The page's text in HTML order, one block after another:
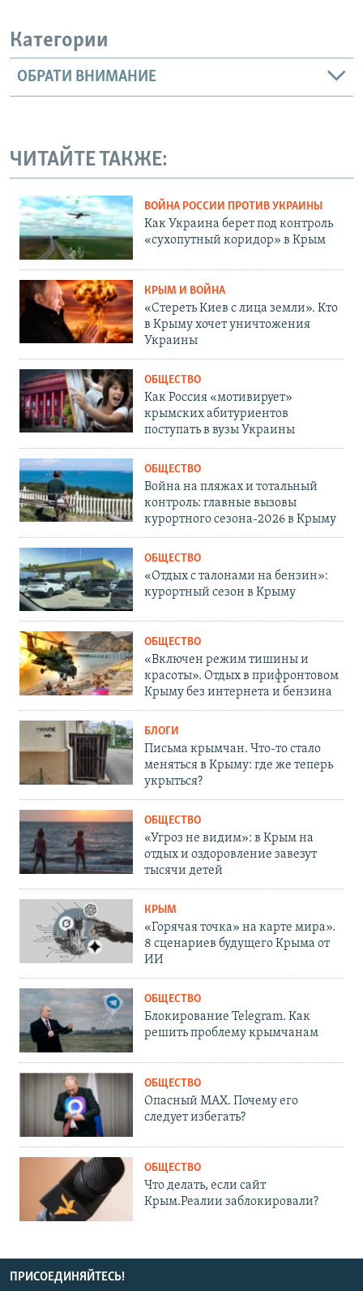
Категории
ОБРАТИ ВНИМАНИЕ
ЧИТАЙТЕ ТАКЖЕ:
ВОЙНА РОССИИ ПРОТИВ УКРАИНЫ
Как Украина берет под контроль
«сухопутный коридор» в Крым
КРЫМ И ВОЙНА
«Стереть Киев с лица земли». Кто
в Крыму хочет уничтожения
Украины
ОБЩЕСТВО
Как Россия «мотивирует»
крымских абитуриентов
поступать в вузы Украины
ОБЩЕСТВО
Война на пляжах и тотальный
контроль: главные вызовы
курортного сезона-2026 в Крыму
ОБЩЕСТВО
«Отдых с талонами на бензин»:
курортный сезон в Крыму
ОБЩЕСТВО
«Включен режим тишины и
красоты». Отдых в прифронтовом
Крыму без интернета и бензина
БЛОГИ
Письма крымчан. Что-то стало
меняться в Крыму: где же теперь
укрыться?
ОБЩЕСТВО
«Угроз не видим»: в Крым на
отдых и оздоровление завезут
тысячи детей
КРЫМ
«Горячая точка» на карте мира».
8 сценариев будущего Крыма от
ИИ
ОБЩЕСТВО
Блокирование Telegram. Как
решить проблему крымчанам
ОБЩЕСТВО
Опасный MAX. Почему его
следует избегать?
ОБЩЕСТВО
Что делать, если сайт
Крым.Реалии заблокировали?
ПРИСОЕДИНЯЙТЕСЬ!